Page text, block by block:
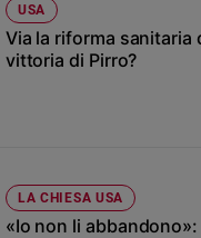
Santi
Devozione
e
Santo
del
USA
Via la riforma sanitaria
vittoria di Pirro?
LA CHIESA USA
«Io non li